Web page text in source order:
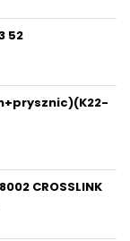
52
CROSSLINK